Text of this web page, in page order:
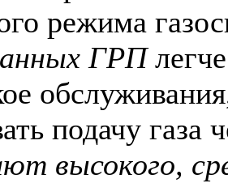
режима
ГРП
подачу газа
высокого,